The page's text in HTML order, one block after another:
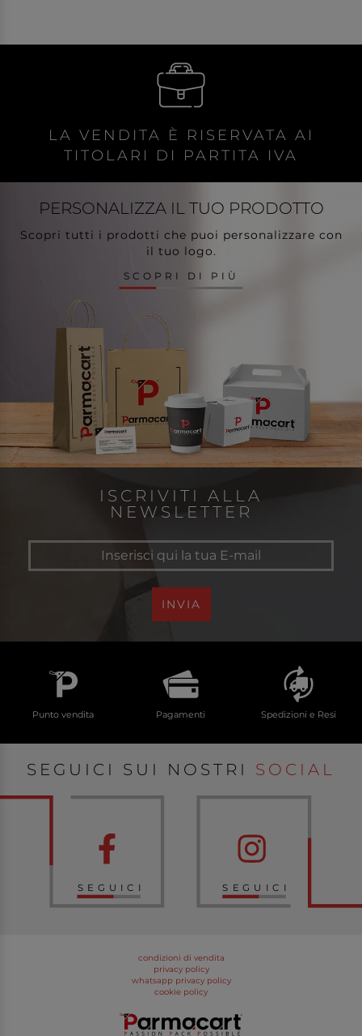
LA VENDITA È RISERVATA AI
TITOLARI DI PARTITA IVA
PERSONALIZZA IL TUO PRODOTTO
Scopri tutti i prodotti che puoi personalizzare con
il tuo logo.
SCOPRI DI PIÙ
ISCRIVITI ALLA
NEWSLETTER
INVIA
Punto vendita Pagamenti Spedizioni e Resi
SEGUICI SUI NOSTRI SOCIAL
SEGUICI SEGUICI
condizioni di vendita
privacy policy
whatsapp privacy policy
cookie policy